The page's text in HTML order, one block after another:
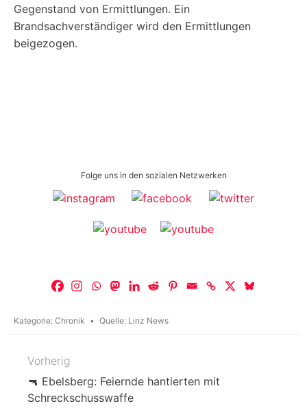
Gegenstand von Ermittlungen. Ein
Brandsachverständiger wird den Ermittlungen
beigezogen.
Folge uns in den sozialen Netzwerken
Kategorie: Chronik Quelle: Linz News
Beitragsnavigation
Vorherig
🔫 Ebelsberg: Feiernde hantierten mit
Schreckschusswaffe